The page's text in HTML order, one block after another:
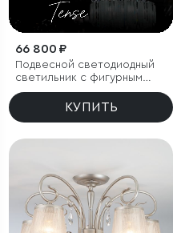
66 800 ₽
Подвесной светодиодный
светильник с фигурным
хрусталем
КУПИТЬ